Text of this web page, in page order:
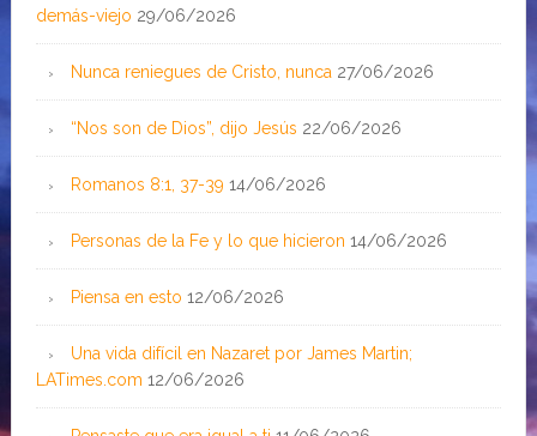
demás-viejo 29/06/2026
Nunca reniegues de Cristo, nunca 27/06/2026
“Nos son de Dios”, dijo Jesús 22/06/2026
Romanos 8:1, 37-39 14/06/2026
Personas de la Fe y lo que hicieron 14/06/2026
Piensa en esto 12/06/2026
Una vida difícil en Nazaret por James Martin;
LATimes.com 12/06/2026